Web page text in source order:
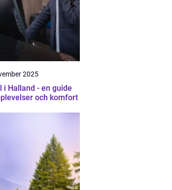
2025
i Halland - en guide
och komfort